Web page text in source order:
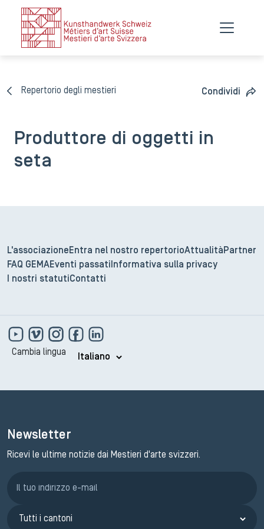
Repertorio degli mestieri Condividi
Produttore di oggetti in
seta
L'associazione Entra nel nostro repertorioAttualità Partner
FAQ GEMAEventi passati
Informativa sulla privacy
I nostri statuti Contatti
Cambia lingua
Newsletter
Ricevi le ultime notizie dai Mestieri d'arte svizzeri.